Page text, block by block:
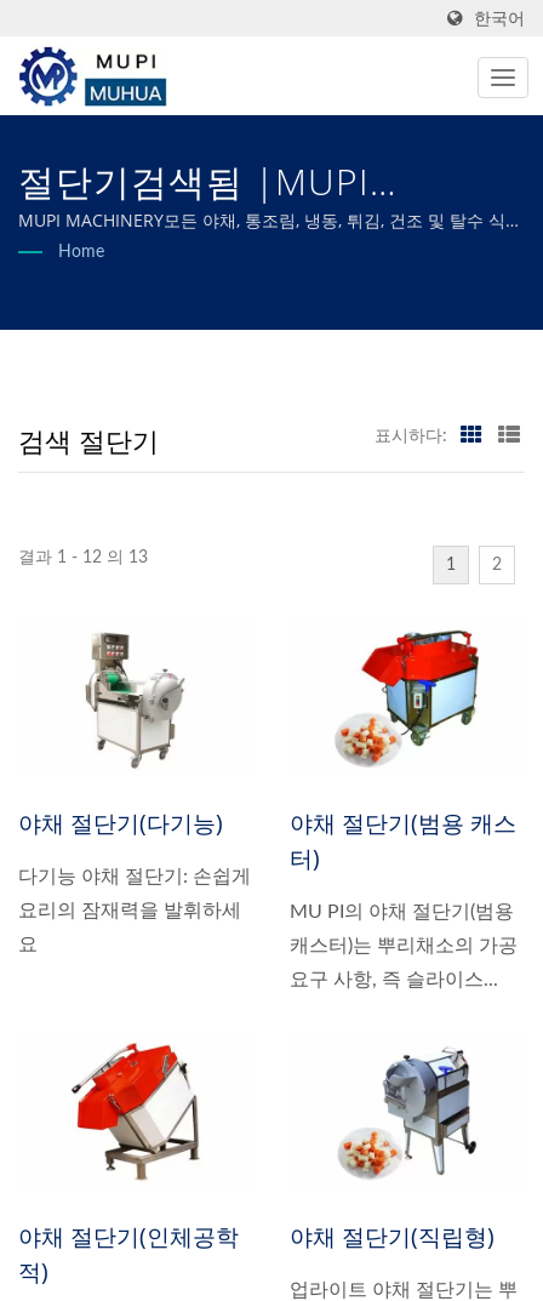
한국어
절단기검색됨 |MUPI
MACHINERY CO., LTD.
MUPI MACHINERY모든 야채, 통조림, 냉동, 튀김, 건조 및 탈수 식품
가공 요구 사항을 충족하도록 맞춤 제작된 기계를 전문으로 하며 최
Home
검색 절단기 표시하다:
결과 1 - 12 의 13 1 2
야채 절단기(다기능)
다기능 야채 절단기: 손쉽게
요리의 잠재력을 발휘하세
요
야채 절단기(범용 캐스
터)
MU PI의 야채 절단기(범용
캐스터)는 뿌리채소의 가공
요구 사항, 즉 슬라이스...
야채 절단기(인체공학
적)
야채 절단기(직립형)
업라이트 야채 절단기는 뿌